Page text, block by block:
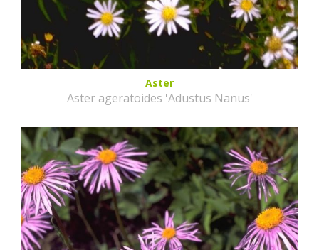
Aster
Aster ageratoides 'Adustus Nanus'